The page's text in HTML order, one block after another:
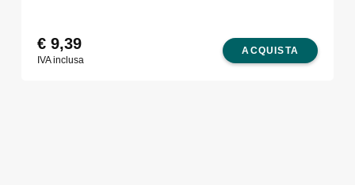
ACQUISTA
€9,39
IVA inclusa